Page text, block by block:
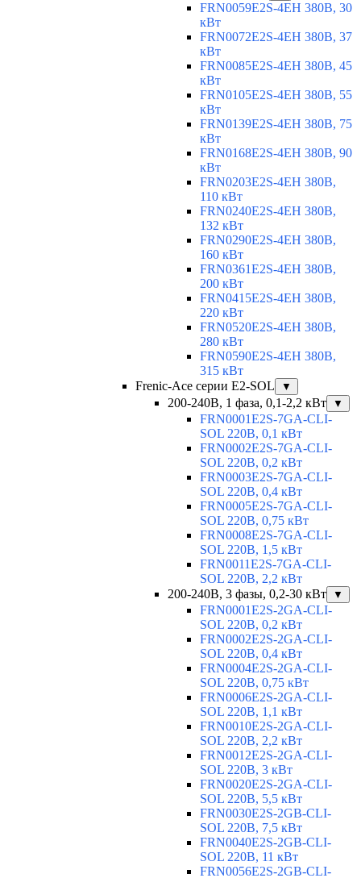
FRN0059E2S-4EH 380В, 30
кВт
FRN0072E2S-4EH 380В, 37
кВт
FRN0085E2S-4EH 380В, 45
кВт
FRN0105E2S-4EH 380В, 55
кВт
FRN0139E2S-4EH 380В, 75
кВт
FRN0168E2S-4EH 380В, 90
кВт
FRN0203E2S-4EH 380В,
110 кВт
FRN0240E2S-4EH 380В,
132 кВт
FRN0290E2S-4EH 380В,
160 кВт
FRN0361E2S-4EH 380В,
200 кВт
FRN0415E2S-4EH 380В,
220 кВт
FRN0520E2S-4EH 380В,
280 кВт
FRN0590E2S-4EH 380В,
315 кВт
Frenic-Ace серии E2-SOL
▼
200-240В, 1 фаза, 0,1-2,2 кВт ▼
FRN0001E2S-7GA-CLI-
SOL 220В, 0,1 кВт
FRN0002E2S-7GA-CLI-
SOL 220В, 0,2 кВт
FRN0003E2S-7GA-CLI-
SOL 220В, 0,4 кВт
FRN0005E2S-7GA-CLI-
SOL 220В, 0,75 кВт
FRN0008E2S-7GA-CLI-
SOL 220В, 1,5 кВт
FRN0011E2S-7GA-CLI-
SOL 220В, 2,2 кВт
200-240В, 3 фазы, 0,2-30 кВт
▼
FRN0001E2S-2GA-CLI-
SOL 220В, 0,2 кВт
FRN0002E2S-2GA-CLI-
SOL 220В, 0,4 кВт
FRN0004E2S-2GA-CLI-
SOL 220В, 0,75 кВт
FRN0006E2S-2GA-CLI-
SOL 220В, 1,1 кВт
FRN0010E2S-2GA-CLI-
SOL 220В, 2,2 кВт
FRN0012E2S-2GA-CLI-
SOL 220В, 3 кВт
FRN0020E2S-2GA-CLI-
SOL 220В, 5,5 кВт
FRN0030E2S-2GB-CLI-
SOL 220В, 7,5 кВт
FRN0040E2S-2GB-CLI-
SOL 220В, 11 кВт
FRN0056E2S-2GB-CLI-